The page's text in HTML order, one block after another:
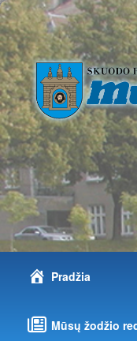
Pradžia
Mūsų žodžio